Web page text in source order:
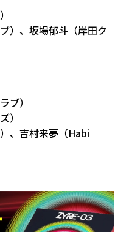
）、坂場郁斗（岸田ク
ブ）
）
、吉村来夢（Habi